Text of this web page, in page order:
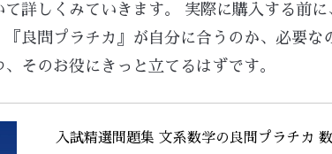
詳しくみていきます。 実際に購入する前
良問プラチカ』が自分に合うのか、必要な
、そのお役にきっと立てるはずです。
入試精選問題集 文系数学の良問プラチカ